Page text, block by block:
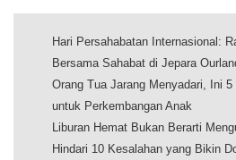
Hari Persahabatan Internasional:
Bersama Sahabat di Jepara
Orang Tua Jarang Menyadari, Ini
untuk Perkembangan Anak
Liburan Hemat Bukan Berarti
Hindari 10 Kesalahan yang Bikin